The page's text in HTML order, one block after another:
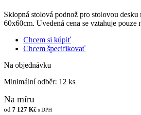
Sklopná stolová podnož pro stolovou
60x60cm. Uvedená cena se vztahuje pouze
Chcem si kúpiť
Chcem špecifikovať
Na objednávku
Minimální odběr: 12 ks
Na míru
od 7 127 Kč s DPH